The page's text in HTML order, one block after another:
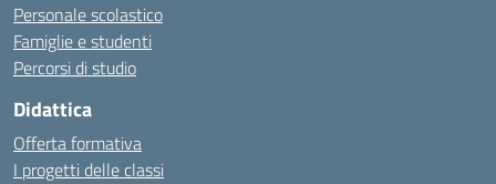
Personale scolastico
Famiglie e studenti
Percorsi di studio
Didattica
Offerta formativa
I progetti delle classi